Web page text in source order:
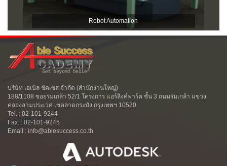
Robot Automation
บริษัท เอเบิล ซัคเซส จำกัด (สำนักงานใหญ่)
188/1108 ซอยร่มเกล้า 52/1 โครงการ แอร์ลิงค์พาร์ค ชั้น 3 ถนนร่มเกล้า แขวง
คลองสามประเวศ เขตลาดกระบัง กรุงเทพฯ 10520
Tel. : 02-101-9244
Fax. : 02-101-9245
Email : info@ablesuccess.co.th